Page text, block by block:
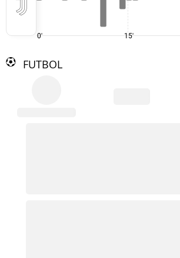
0' 15'
FUTBOL